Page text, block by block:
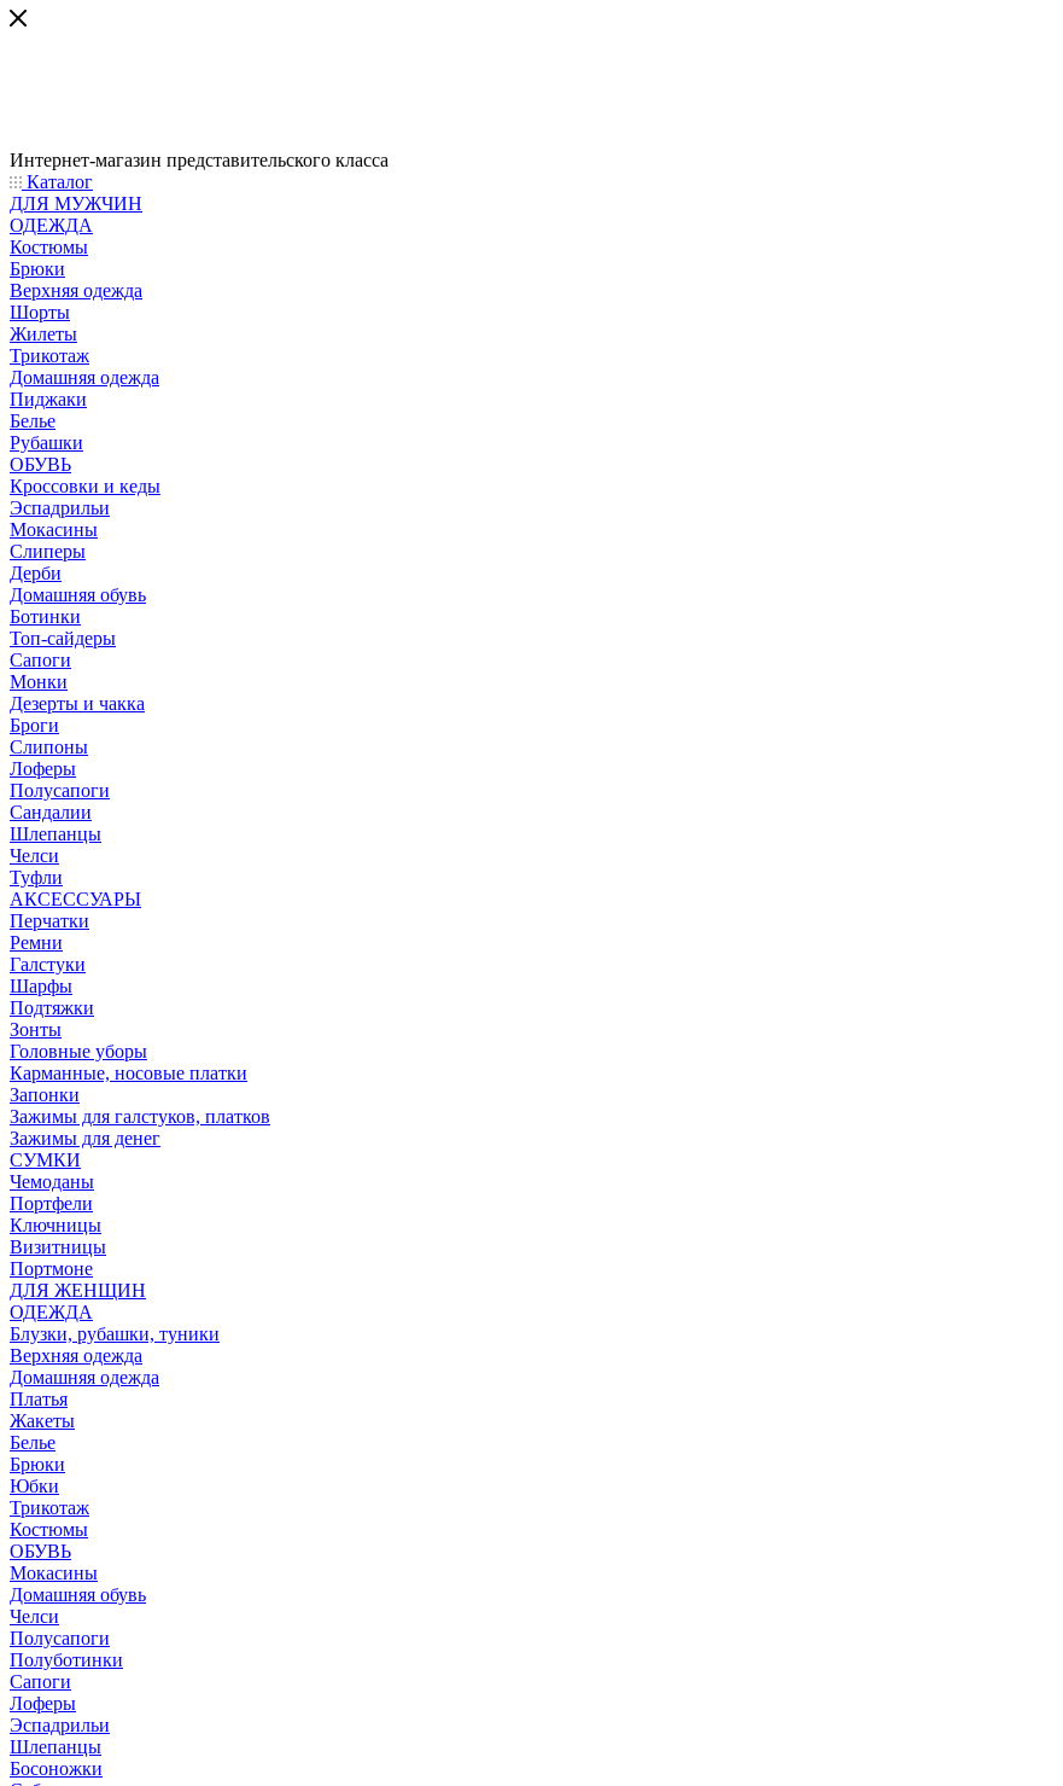
Интернет-магазин представительского класса
Каталог
ДЛЯ МУЖЧИН
ОДЕЖДА
Костюмы
Брюки
Верхняя одежда
Шорты
Жилеты
Трикотаж
Домашняя одежда
Пиджаки
Белье
Рубашки
ОБУВЬ
Кроссовки и кеды
Эспадрильи
Мокасины
Слиперы
Дерби
Домашняя обувь
Ботинки
Топ-сайдеры
Сапоги
Монки
Дезерты и чакка
Броги
Слипоны
Лоферы
Полусапоги
Сандалии
Шлепанцы
Челси
Туфли
АКСЕССУАРЫ
Перчатки
Ремни
Галстуки
Шарфы
Подтяжки
Зонты
Головные уборы
Карманные, носовые платки
Запонки
Зажимы для галстуков, платков
Зажимы для денег
СУМКИ
Чемоданы
Портфели
Ключницы
Визитницы
Портмоне
ДЛЯ ЖЕНЩИН
ОДЕЖДА
Блузки, рубашки, туники
Верхняя одежда
Домашняя одежда
Платья
Жакеты
Белье
Брюки
Юбки
Трикотаж
Костюмы
ОБУВЬ
Мокасины
Домашняя обувь
Челси
Полусапоги
Полуботинки
Сапоги
Лоферы
Эспадрильи
Шлепанцы
Босоножки